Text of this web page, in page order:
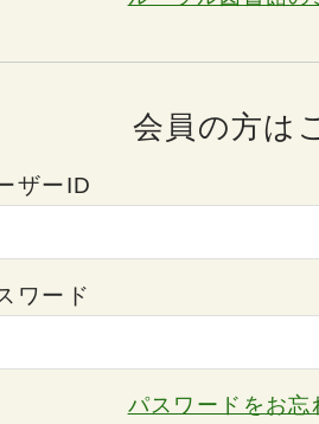
会員の方は
ザーID
ワード
パスワードをお忘